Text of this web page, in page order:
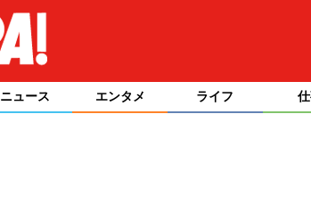
ニュース エンタメ ライフ